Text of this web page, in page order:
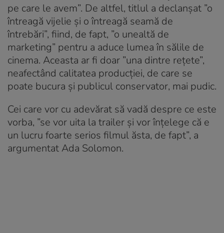
pe care le avem”. De altfel, titlul a declanșat ”o
întreagă vijelie și o întreagă seamă de
întrebări”, fiind, de fapt, ”o unealtă de
marketing” pentru a aduce lumea în sălile de
cinema. Aceasta ar fi doar ”una dintre rețete”,
neafectând calitatea producției, de care se
poate bucura și publicul conservator, mai pudic.
Cei care vor cu adevărat să vadă despre ce este
vorba, ”se vor uita la trailer și vor înțelege că e
un lucru foarte serios filmul ăsta, de fapt”, a
argumentat Ada Solomon.